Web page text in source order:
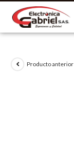
Producto anterior